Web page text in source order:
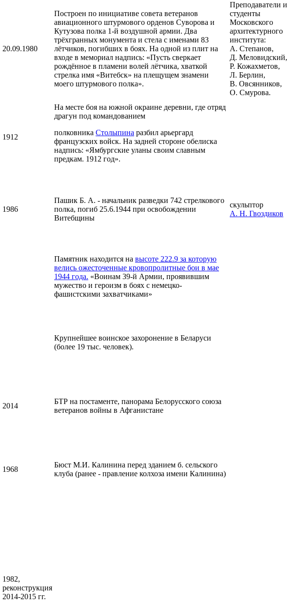
20.09.1980
Построен по инициативе совета ветеранов
авиационного штурмового орденов Суворова и
Кутузова полка 1-й воздушной армии. Два
трёхгранных монумента и стела с именами 83
лётчиков, погибших в боях. На одной из плит на
входе в мемориал надпись: «Пусть сверкает
рождённое в пламени волей лётчика, хваткой
стрелка имя «Витебск» на плещущем знамени
моего штурмового полка».
Преподаватели и
студенты
Московского
архитектурного
института:
А. Степанов,
Д. Меловидский,
Р. Кожахметов,
Л. Берлин,
В. Овсянников,
О. Смурова.
1912
На месте боя на южной окраине деревни, где отряд
драгун под командованием
полковника Столыпина разбил арьергард
французских войск. На задней стороне обелиска
надпись: «Ямбургские уланы своим славным
предкам. 1912 год».
1986
Пашик Б. А. - начальник разведки 742 стрелкового
полка, погиб 25.6.1944 при освобождении
Витебщины
скульптор
А. H. Гвоздиков
Памятник находится на высоте 222.9 за которую
велись ожесточенные кровопролитные бои в мае
1944 года. «Воинам 39-й Армии, проявившим
мужество и героизм в боях с немецко-
фашистскими захватчиками»
Крупнейшее воинское захоронение в Беларуси
(более 19 тыс. человек).
2014
БТР на постаменте, панорама Белорусского союза
ветеранов войны в Афганистане
1968
Бюст М.И. Калинина перед зданием б. сельского
клуба (ранее - правление колхоза имени Калинина)
1982,
реконструкция
2014-2015 гг.